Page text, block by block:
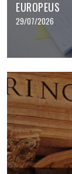
EUROPEUS
29/07/2026